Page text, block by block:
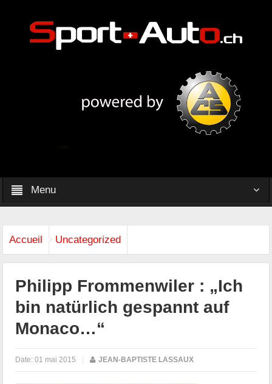
Menu
Accueil Uncategorized
Philipp Frommenwiler : „Ich
bin natürlich gespannt auf
Monaco…“
Date:01 mai 2015 | JEAN-BAPTISTE LASSAUX